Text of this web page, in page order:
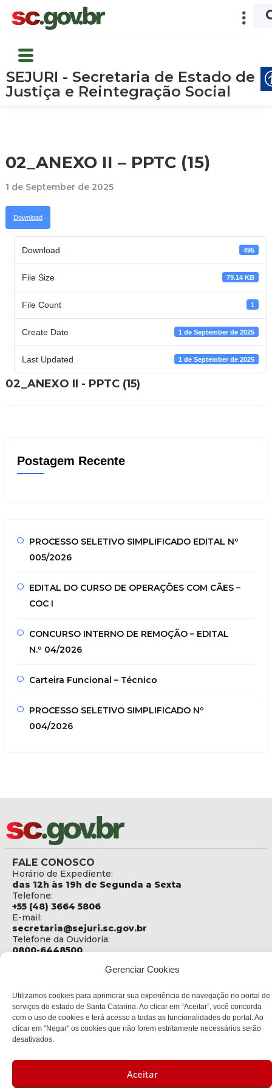
Gerenciar Cookies
Utilizamos cookies para aprimorar sua experiência de navegação no portal de
serviços do estado de Santa Catarina. Ao clicar em “Aceitar”, você concorda
com o uso de cookies e terá acesso a todas as funcionalidades do portal. Ao
clicar em "Negar" os cookies que não forem estritamente necessários serão
desativados.
Aceitar
SEJURI - Secretaria de Estado de
Justiça e Reintegração Social
02_ANEXO II – PPTC (15)
1 de September de 2025
Download
Download 495
File Size 79.14 KB
File Count 1
Create Date 1 de September de 2025
Last Updated 1 de September de 2025
02_ANEXO II - PPTC (15)
Postagem Recente
PROCESSO SELETIVO SIMPLIFICADO EDITAL Nº
005/2026
EDITAL DO CURSO DE OPERAÇÕES COM CÃES –
COC I
CONCURSO INTERNO DE REMOÇÃO – EDITAL
N.º 04/2026
Carteira Funcional – Técnico
PROCESSO SELETIVO SIMPLIFICADO Nº
004/2026
FALE CONOSCO
Horário de Expediente:
das 12h às 19h de Segunda a Sexta
Telefone:
+55 (48) 3664 5806
E-mail:
secretaria@sejuri.sc.gov.br
Telefone da Ouvidoria:
0800-6448500
Social
Rua Fúlvio Aducci, 1214 - Loja 06
Bairro:
Estreito - Florianópolis - SC
88075-000